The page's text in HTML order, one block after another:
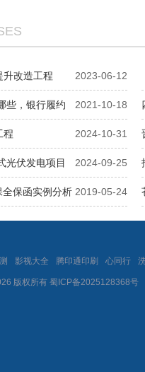
2023-06-12
升改造工程
2021-10-18
些，银行履约
2024-10-31
程
2024-09-25
光伏发电项目
2019-05-24
保函实例分析
影视大全 腾印通印刷 心同行
版权所有 蜀ICP备2025128368号